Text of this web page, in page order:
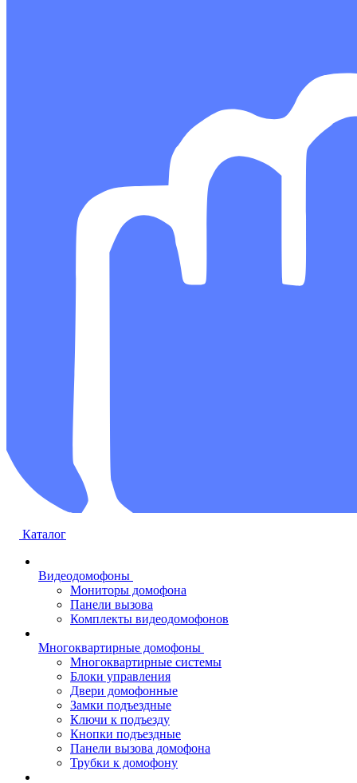
Каталог
Видеодомофоны
Мониторы домофона
Панели вызова
Комплекты видеодомофонов
Многоквартирные домофоны
Многоквартирные системы
Блоки управления
Двери домофонные
Замки подъездные
Ключи к подъезду
Кнопки подъездные
Панели вызова домофона
Трубки к домофону